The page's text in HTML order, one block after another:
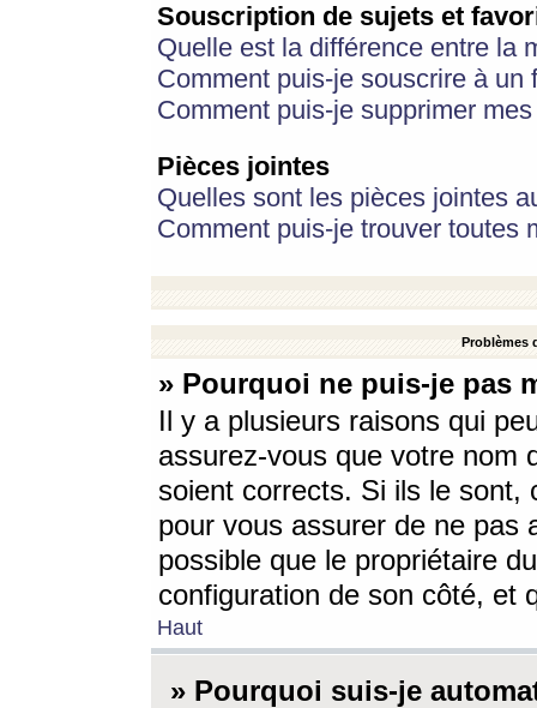
Souscription de sujets et
Quelle est la différence entre la
Comment puis-je souscrire à
Comment puis-je supprimer
Pièces jointes
Quelles sont les pièces jointes
Comment puis-je trouver toutes
Problèmes
» Pourquoi ne puis-je pas
Il y a plusieurs raisons qui
assurez-vous que votre nom
soient corrects. Si ils le sont,
pour vous assurer de ne pas
possible que le propriétaire
configuration de son côté, et
Haut
» Pourquoi suis-je